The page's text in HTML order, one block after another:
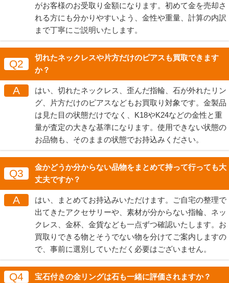
がお客様のお受取り金額になります。初めて金を売却さ
れる方にも分かりやすいよう、金性や重量、計算の内訳
まで丁寧にご説明いたします。
Q2
切れたネックレスや片方だけのピアスも買取できます
か？
A
はい、切れたネックレス、歪んだ指輪、石が外れたリン
グ、片方だけのピアスなどもお買取り対象です。金製品
は見た目の状態だけでなく、K18やK24などの金性と重
量が査定の大きな基準になります。使用できない状態の
お品物も、そのままの状態でお持込みください。
Q3
金かどうか分からない品物をまとめて持って行っても大
丈夫ですか？
A
はい、まとめてお持込みいただけます。ご自宅の整理で
出てきたアクセサリーや、素材が分からない指輪、ネッ
クレス、金杯、金貨なども一点ずつ確認いたします。お
買取りできる物とそうでない物を分けてご案内しますの
で、事前に選別していただく必要はございません。
Q4 宝石付きの金リングは石も一緒に評価されますか？